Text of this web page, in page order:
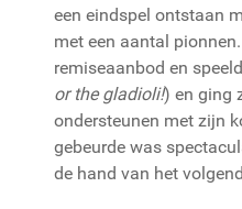
een eindspel ontstaan
met een aantal
remiseaanbod en
or the gladioli!) en ging
ondersteunen met zijn
gebeurde was
de hand van het